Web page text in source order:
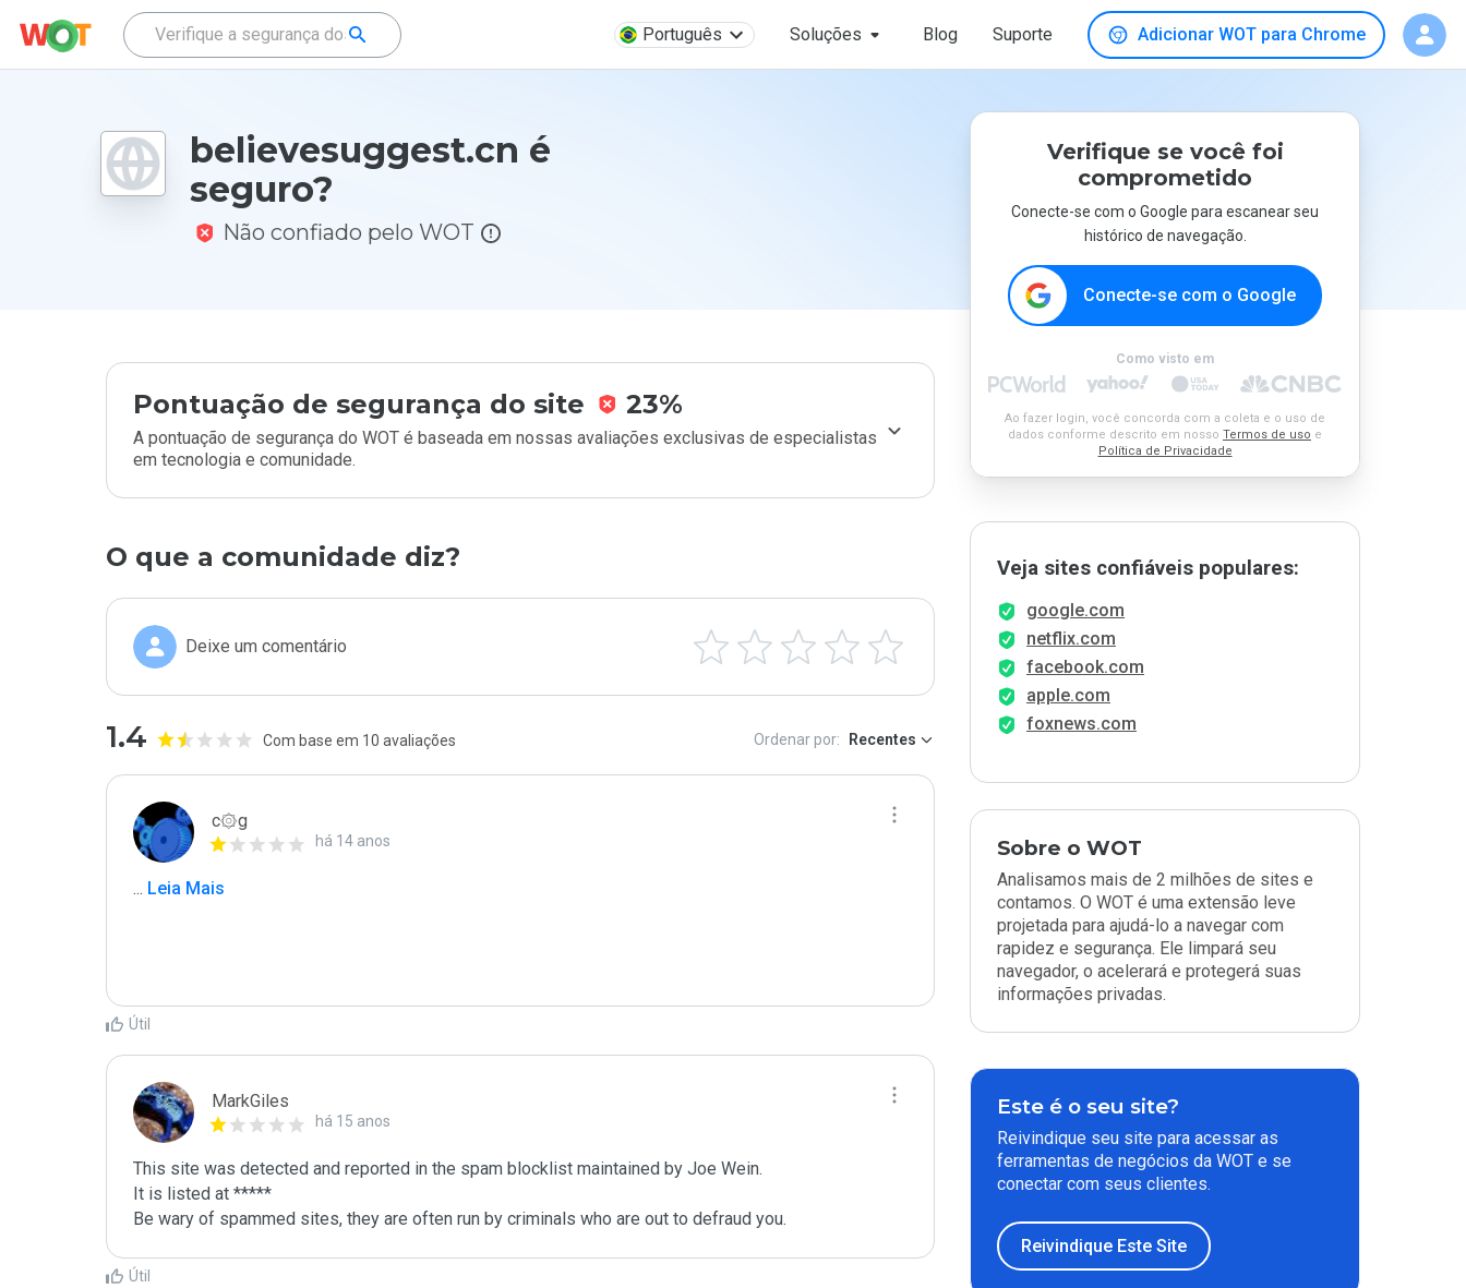
Português Soluções Blog Suporte Adicionar WOT para Chrome
believesuggest.cn é
seguro?
Não confiado pelo WOT
Pontuação de segurança do site 23%
A pontuação de segurança do WOT é baseada em nossas avaliações exclusivas de especialistas
em tecnologia e comunidade.
O que a comunidade diz?
Deixe um comentário
1.4 Com base em 10 avaliações Ordenar por: Recentes
c۞g
há 14 anos
... Leia Mais
Útil
MarkGiles
há 15 anos
This site was detected and reported in the spam blocklist maintained by Joe Wein.
It is listed at *****
Be wary of spammed sites, they are often run by criminals who are out to defraud you.
Útil
Verifique se você foi
comprometido
Conecte-se com o Google para escanear seu
histórico de navegação.
Conecte-se com o Google
Como visto em
Ao fazer login, você concorda com a coleta e o uso de
dados conforme descrito em nosso Termos de uso e
Política de Privacidade
Veja sites confiáveis populares:
google.com
netflix.com
facebook.com
apple.com
foxnews.com
Sobre o WOT
Analisamos mais de 2 milhões de sites e
contamos. O WOT é uma extensão leve
projetada para ajudá-lo a navegar com
rapidez e segurança. Ele limpará seu
navegador, o acelerará e protegerá suas
informações privadas.
Este é o seu site?
Reivindique seu site para acessar as
ferramentas de negócios da WOT e se
conectar com seus clientes.
Reivindique Este Site